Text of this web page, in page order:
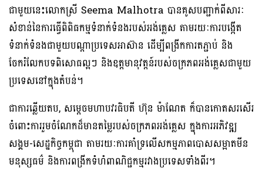
ជាមួយនេះលោកស្រី Seema Malhotra បានគូសបញ្ជាក់ពីសារៈ
សំខាន់នៃការធ្វើពិពិធកម្មទំនាក់ទំនងរបស់​អង់គ្លេស​ តាមរយៈការបង្កើត
ទំនាក់ទំនងជាមួយបណ្តាប្រទេសអាស៊ាន ដើម្បីពង្រីកការតភ្ជាប់ និង
ចែករំលែកបទពិសោធល្អៗ និងឧត្តមានុវត្តន៍របស់ចក្រភពអង់គ្លេសជាមួយ
ប្រទេស​នៅក្នុងតំបន់។
ជាការឆ្លើយតប, សម្តេចមហាបវរធិបតី ហ៊ុន ម៉ាណែត ក៏បានកោតសរសើរ
ចំពោះការរួមចំណែកដ៏មានតម្លៃរបស់ចក្រភពអង់គ្លេស ក្នុងការអភិវឌ្ឍ
សង្គម-សេដ្ឋកិច្ចកម្ពុជា តាមរយៈការគាំទ្រលើសកម្មភាពបោសសម្អាតមីន
មនុស្សធម៌ និងការពង្រីកទំហំពាណិជ្ជកម្មរវាងប្រទេសទាំងពីរ។